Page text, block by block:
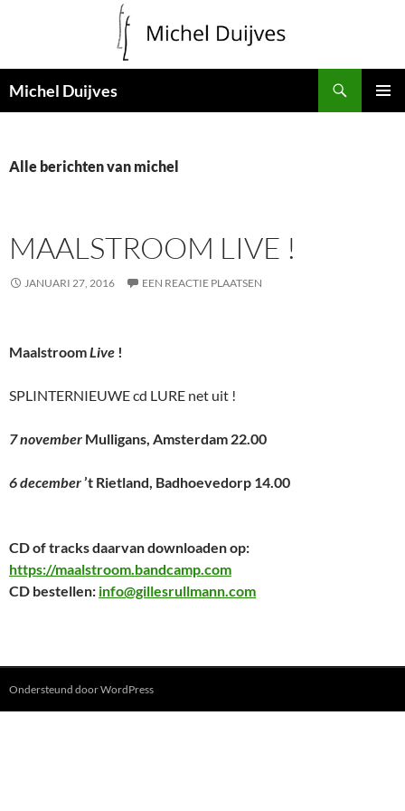
Michel Duijves
INHOUD
Alle berichten van michel
MAALSTROOM LIVE !
JANUARI 27, 2016 EEN REACTIE PLAATSEN
MaalstroomLive !
SPLINTERNIEUWE cd LURE net uit !
7 november Mulligans, Amsterdam 22.00
6 december’t Rietland, Badhoevedorp 14.00
CD of tracks daarvan downloaden op:
https://maalstroom.bandcamp.com
CD bestellen: info@gillesrullmann.com
Ondersteund door WordPress